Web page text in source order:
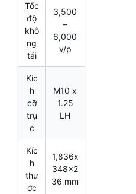
Tốc
độ
khô
ng
tải
3,500
–
6,000
v/p
Kíc
h
cỡ
trụ
c
M10 x
1.25
LH
Kíc
h
thư
ớc
1,836x
348x2
36 mm